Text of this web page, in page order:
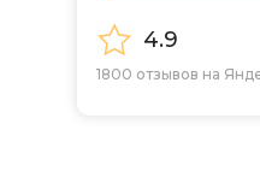
4.9
1800 отзывов на